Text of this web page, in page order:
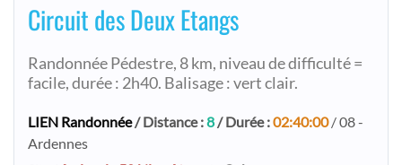
Circuit des Deux Etangs
Randonnée Pédestre, 8 km, niveau de difficulté =
facile, durée : 2h40. Balisage : vert clair.
LIEN Randonnée/ Distance :8/ Durée :02:40:00/ 08 -
Ardennes